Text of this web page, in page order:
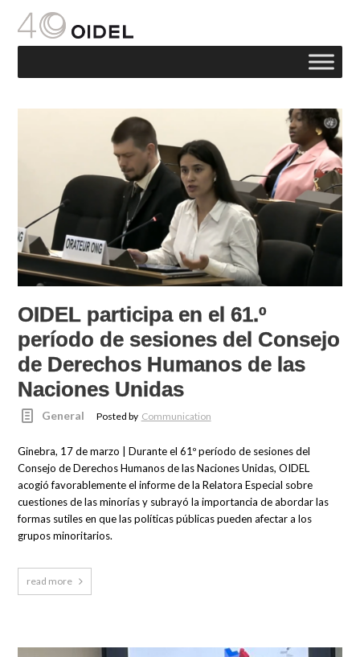
OIDEL participa en el 61.º
período de sesiones del Consejo
de Derechos Humanos de las
Naciones Unidas
General Posted by Communication
Ginebra, 17 de marzo | Durante el 61º período de sesiones del
Consejo de Derechos Humanos de las Naciones Unidas, OIDEL
acogió favorablemente el informe de la Relatora Especial sobre
cuestiones de las minorías y subrayó la importancia de abordar las
formas sutiles en que las políticas públicas pueden afectar a los
grupos minoritarios.
read more